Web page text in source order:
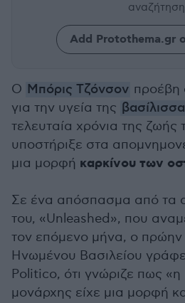
Add Protothema.gr
Ο Μπόρις Τζόνσον προέβη
για την υγεία της
τελευταία χρόνια της
υποστήριξε στα
μια μορφή καρκίνου των
Σε ένα απόσπασμα από τα
του, «Unleashed», που
τον επόμενο μήνα, ο
Ηνωμένου Βασιλείου
Politico, ότι γνώριζε πως «η
μονάρχης είχε μια μορφή